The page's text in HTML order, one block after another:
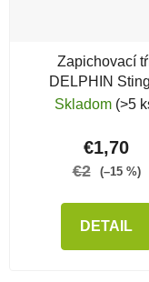
Zapichovací
DELPHIN
Skladom (>5
€1,70
€2 (–15 %)
DETAIL